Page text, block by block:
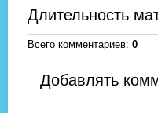
Длительность
Всего комментариев: 0
Добавлять